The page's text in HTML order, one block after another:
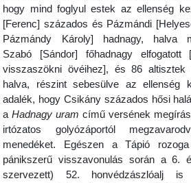
hogy mind foglyul estek az ellenség
[Ferenc] százados és Pázmándi
Pázmándy Károly] hadnagy, halva
Szabó [Sándor] főhadnagy elfogatott
visszaszökni övéihez], és 86 altisztek
halva, részint sebesülve az ellenség
adalék, hogy Csikány százados hősi
aHadnagy uram című versének
irtózatos golyózáportól
menedéket. Egészen a Tápió
pánikszerű visszavonulás során a 6.
szervezett) 52. honvédzászlóalj